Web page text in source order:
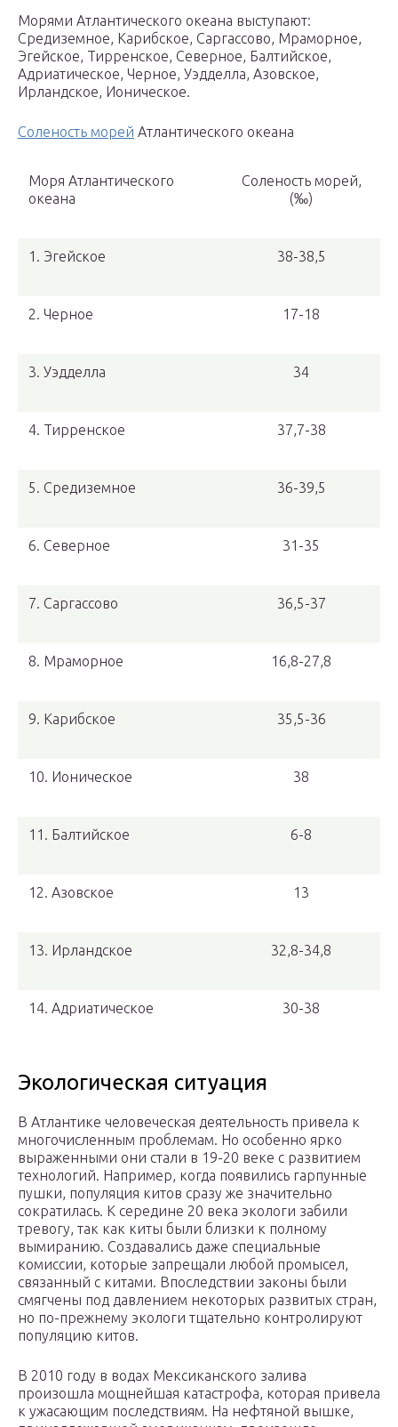
Морями Атлантического океана выступают:
Средиземное, Карибское, Саргассово, Мраморное,
Эгейское, Тирренское, Северное, Балтийское,
Адриатическое, Черное, Уэдделла, Азовское,
Ирландское, Ионическое.
Соленость морей Атлантического океана
Моря Атлантического
океана
Соленость морей,
(‰)
1. Эгейское 38-38,5
2. Черное 17-18
3. Уэдделла 34
4. Тирренское 37,7-38
5. Средиземное 36-39,5
6. Северное 31-35
7. Саргассово 36,5-37
8. Мраморное 16,8-27,8
9. Карибское 35,5-36
10. Ионическое 38
11. Балтийское 6-8
12. Азовское 13
13. Ирландское 32,8-34,8
14. Адриатическое 30-38
Экологическая ситуация
В Атлантике человеческая деятельность привела к
многочисленным проблемам. Но особенно ярко
выраженными они стали в 19-20 веке с развитием
технологий. Например, когда появились гарпунные
пушки, популяция китов сразу же значительно
сократилась. К середине 20 века экологи забили
тревогу, так как киты были близки к полному
вымиранию. Создавались даже специальные
комиссии, которые запрещали любой промысел,
связанный с китами. Впоследствии законы были
смягчены под давлением некоторых развитых стран,
но по-прежнему экологи тщательно контролируют
популяцию китов.
В 2010 году в водах Мексиканского залива
произошла мощнейшая катастрофа, которая привела
к ужасающим последствиям. На нефтяной вышке,